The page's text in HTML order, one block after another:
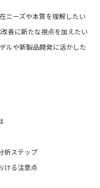
ニーズや本質を理解したい
善に新たな視点を加えたい
ルや新製品開発に活かした
析ステップ
ける注意点